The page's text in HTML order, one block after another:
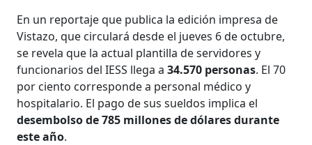
En un reportaje que publica la edición impresa de
Vistazo, que circulará desde el jueves 6 de octubre,
se revela que la actual plantilla de servidores y
funcionarios del IESS llega a34.570 personas. El 70
por ciento corresponde a personal médico y
hospitalario. El pago de sus sueldos implica el
desembolso de 785 millones de dólares durante
este año.